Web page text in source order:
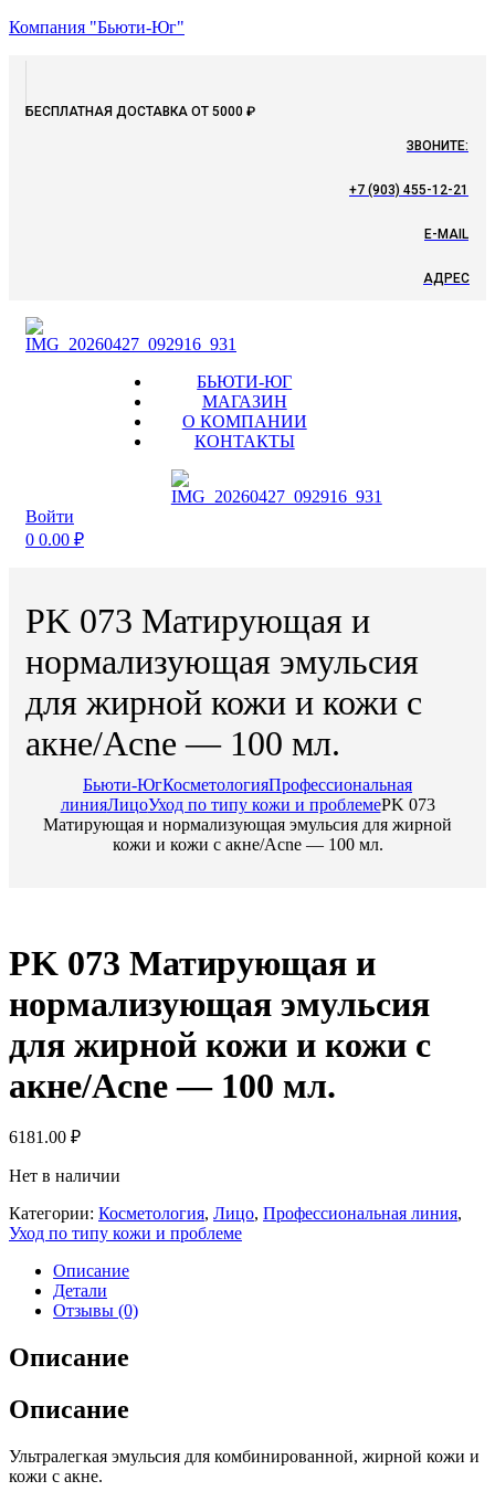
Компания "Бьюти-Юг"
БЕСПЛАТНАЯ ДОСТАВКА ОТ 5000 ₽
ЗВОНИТЕ:
+7 (903) 455-12-21
E-MAIL
АДРЕС
БЬЮТИ-ЮГ
МАГАЗИН
О КОМПАНИИ
КОНТАКТЫ
Войти
0 0.00 ₽
PK 073 Матирующая и
нормализующая эмульсия
для жирной кожи и кожи с
акне/Acne — 100 мл.
Бьюти-ЮгКосметологияПрофессиональная
линияЛицоУход по типу кожи и проблемеPK 073
Матирующая и нормализующая эмульсия для жирной
кожи и кожи с акне/Acne — 100 мл.
PK 073 Матирующая и
нормализующая эмульсия
для жирной кожи и кожи с
акне/Acne — 100 мл.
6181.00 ₽
Нет в наличии
Категории: Косметология, Лицо, Профессиональная линия,
Уход по типу кожи и проблеме
Описание
Детали
Отзывы (0)
Описание
Описание
Ультралегкая эмульсия для комбинированной, жирной кожи и
кожи с акне.